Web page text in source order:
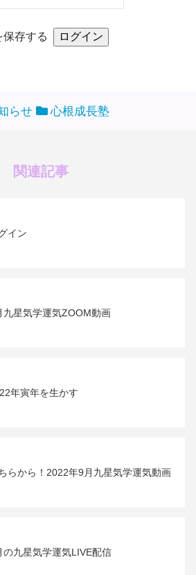
保存する
らせ 心根成長塾
関連記事
イン
九星気学運気ZOOM動画
年寅年を生かす
らから！2022年9月九星気学運気動画
の九星気学運気LIVE配信